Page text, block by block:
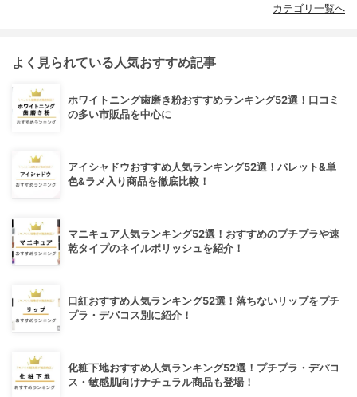
カテゴリ一覧へ
よく見られている人気おすすめ記事
ホワイトニング歯磨き粉おすすめランキング52選！口コミ
の多い市販品を中心に
アイシャドウおすすめ人気ランキング52選！パレット&単
色&ラメ入り商品を徹底比較！
マニキュア人気ランキング52選！おすすめのプチプラや速
乾タイプのネイルポリッシュを紹介！
口紅おすすめ人気ランキング52選！落ちないリップをプチ
プラ・デパコス別に紹介！
化粧下地おすすめ人気ランキング52選！プチプラ・デパコ
ス・敏感肌向けナチュラル商品も登場！